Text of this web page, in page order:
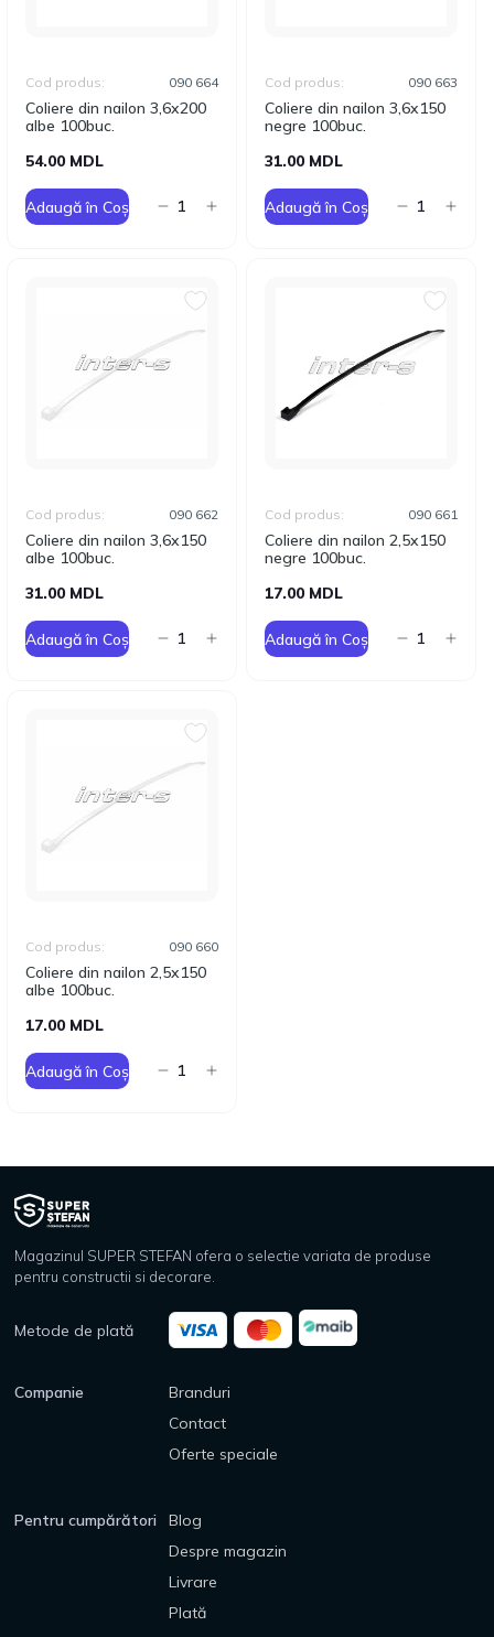
Coliere din nailon 3,6x200
albe 100buc.
Cod produs: 090 664
54.00 MDL
Adaugă în Coș
Coliere din nailon 3,6x150
negre 100buc.
Cod produs: 090 663
31.00 MDL
Adaugă în Coș
Coliere din nailon 3,6x150
albe 100buc.
Cod produs: 090 662
31.00 MDL
Adaugă în Coș
Coliere din nailon 2,5x150
negre 100buc.
Cod produs: 090 661
17.00 MDL
Adaugă în Coș
Coliere din nailon 2,5x150
albe 100buc.
Cod produs: 090 660
17.00 MDL
Adaugă în Coș
Magazinul SUPER STEFAN ofera o selectie variata de produse
pentru constructii si decorare.
Metode de plată
Companie
Branduri
Contact
Oferte speciale
Pentru cumpărători
Blog
Despre magazin
Livrare
Plată